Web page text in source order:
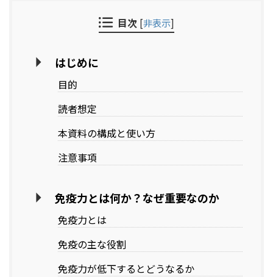
目次 [非表示]
はじめに
目的
読者想定
本資料の構成と使い方
注意事項
免疫力とは何か？なぜ重要なのか
免疫力とは
免疫の主な役割
免疫力が低下するとどうなるか